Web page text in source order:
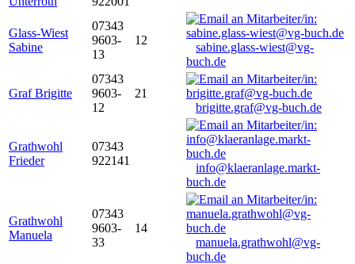
Glass-Wiest
Sabine
07343
9603-
13
12
sabine.glass-wiest@vg-
buch.de
Graf Brigitte
07343
9603-
12
21
brigitte.graf@vg-buch.de
Grathwohl
Frieder
07343
922141
info@klaeranlage.markt-
buch.de
Grathwohl
Manuela
07343
9603-
33
14
manuela.grathwohl@vg-
buch.de